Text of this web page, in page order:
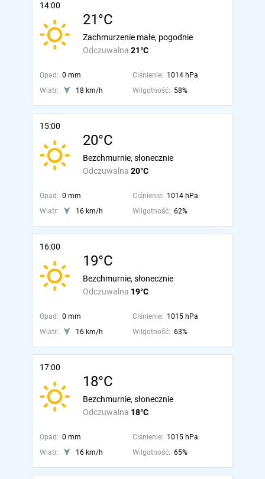
14:00
21°C
Odczuwalna 21°C
Zachmurzenie małe, pogodnie
Opad: 0 mm Ciśnienie: 1014 hPa
Wiatr:
18 km/h Wilgotność: 58%
15:00
20°C
Odczuwalna 20°C
Bezchmurnie, słonecznie
Opad: 0 mm Ciśnienie: 1014 hPa
Wiatr:
16 km/h Wilgotność: 62%
16:00
19°C
Odczuwalna 19°C
Bezchmurnie, słonecznie
Opad: 0 mm Ciśnienie: 1015 hPa
Wiatr:
16 km/h Wilgotność: 63%
17:00
18°C
Odczuwalna 18°C
Bezchmurnie, słonecznie
Opad: 0 mm Ciśnienie: 1015 hPa
Wiatr:
16 km/h Wilgotność: 65%